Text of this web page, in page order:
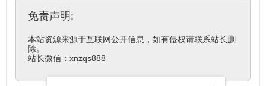
免责声明:
本站资源来源于互联网公开信息，如有侵权请联系站长删
除。
站长微信：xnzqs888